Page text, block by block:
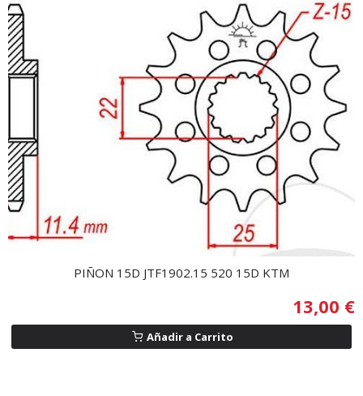
PIÑON 15D JTF1902.15 520 15D KTM
13,00 €
Añadir a Carrito